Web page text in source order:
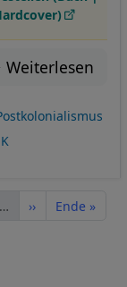
Weiterlesen
… Nächste Seite
›› Letzte Seite
Ende »